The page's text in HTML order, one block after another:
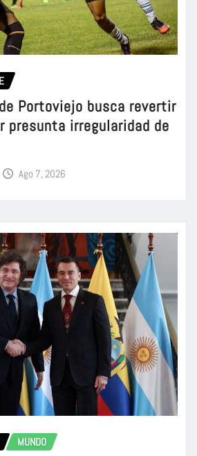
Portoviejo busca revertir
presunta irregularidad de
Ago 7, 2026
MUNDO